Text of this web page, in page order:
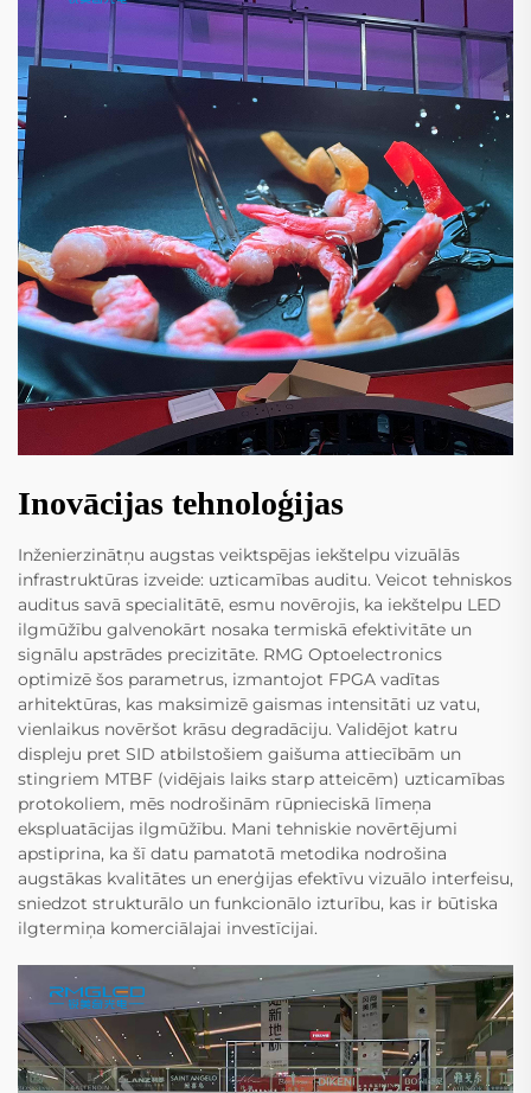
Inovācijas tehnoloģijas
Inženierzinātņu augstas veiktspējas iekštelpu vizuālās
infrastruktūras izveide: uzticamības auditu. Veicot tehniskos
auditus savā specialitātē, esmu novērojis, ka iekštelpu LED
ilgmūžību galvenokārt nosaka termiskā efektivitāte un
signālu apstrādes precizitāte. RMG Optoelectronics
optimizē šos parametrus, izmantojot FPGA vadītas
arhitektūras, kas maksimizē gaismas intensitāti uz vatu,
vienlaikus novēršot krāsu degradāciju. Validējot katru
displeju pret SID atbilstošiem gaišuma attiecībām un
stingriem MTBF (vidējais laiks starp atteicēm) uzticamības
protokoliem, mēs nodrošinām rūpnieciskā līmeņa
ekspluatācijas ilgmūžību. Mani tehniskie novērtējumi
apstiprina, ka šī datu pamatotā metodika nodrošina
augstākas kvalitātes un enerģijas efektīvu vizuālo interfeisu,
sniedzot strukturālo un funkcionālo izturību, kas ir būtiska
ilgtermiņa komerciālajai investīcijai.